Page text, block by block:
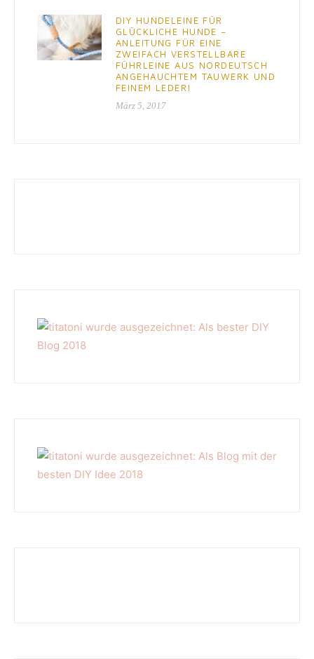
DIY HUNDELEINE FÜR
GLÜCKLICHE HUNDE –
ANLEITUNG FÜR EINE
ZWEIFACH VERSTELLBARE
FÜHRLEINE AUS NORDEUTSCH
ANGEHAUCHTEM TAUWERK UND
FEINEM LEDER!
März 5, 2017